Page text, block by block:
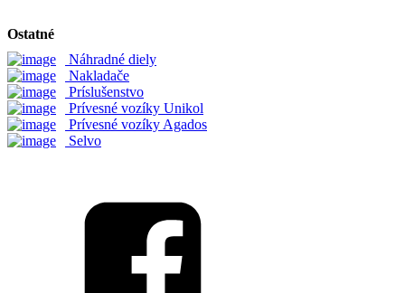
Ostatné
Náhradné diely
Nakladače
Príslušenstvo
Prívesné vozíky Unikol
Prívesné vozíky Agados
Selvo